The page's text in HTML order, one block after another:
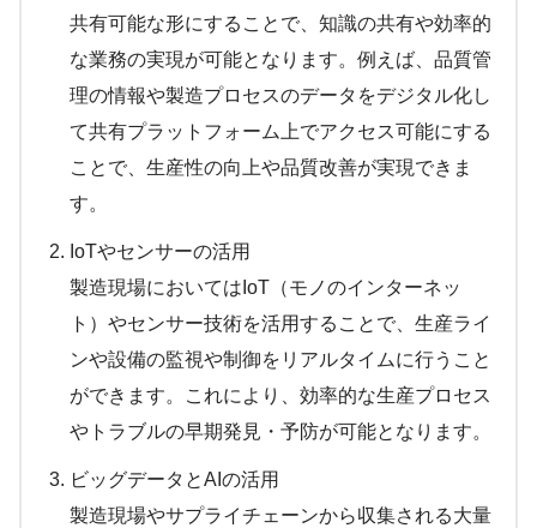
共有可能な形にすることで、知識の共有や効率的
な業務の実現が可能となります。例えば、品質管
理の情報や製造プロセスのデータをデジタル化し
て共有プラットフォーム上でアクセス可能にする
ことで、生産性の向上や品質改善が実現できま
す。
IoTやセンサーの活用
製造現場においてはIoT（モノのインターネッ
ト）やセンサー技術を活用することで、生産ライ
ンや設備の監視や制御をリアルタイムに行うこと
ができます。これにより、効率的な生産プロセス
やトラブルの早期発見・予防が可能となります。
ビッグデータとAIの活用
製造現場やサプライチェーンから収集される大量